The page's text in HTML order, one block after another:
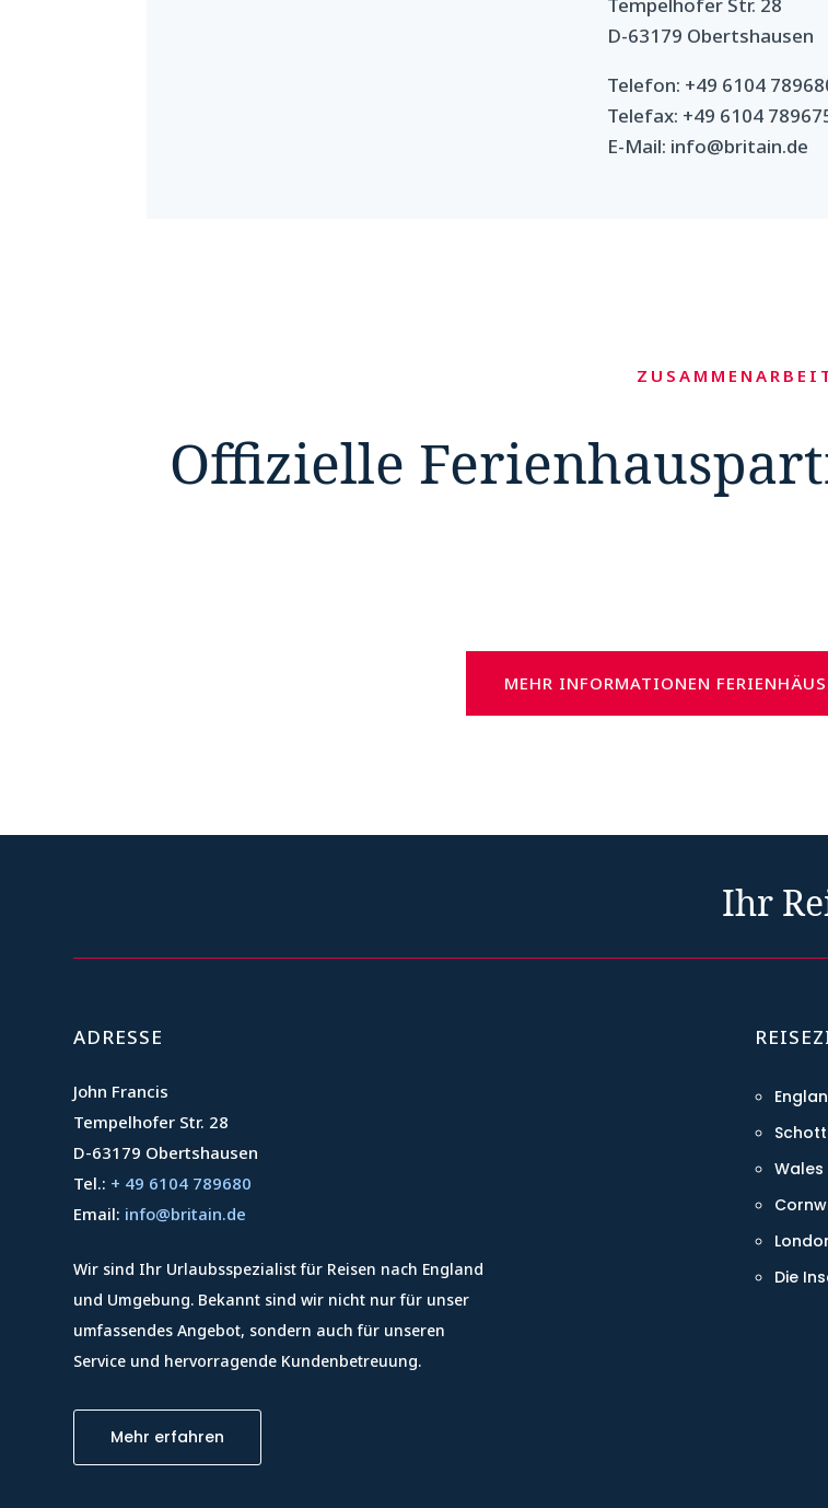
D-63179 Obertshausen
Telefon: +49 6104
Telefax: +49 6104
E-Mail: info@britain.de
Offizielle
MEHR INFORMATIONEN
Ihr
ADRESSE
John Francis
Tempelhofer Str. 28
D-63179 Obertshausen
Tel.: + 49 6104 789680
Email: info@britain.de
Wir sind Ihr Urlaubsspezialist für Reisen nach England
und Umgebung. Bekannt sind wir nicht nur für unser
umfassendes Angebot, sondern auch für unseren
Service und hervorragende Kundenbetreuung.
Mehr erfahren
Wales
Die